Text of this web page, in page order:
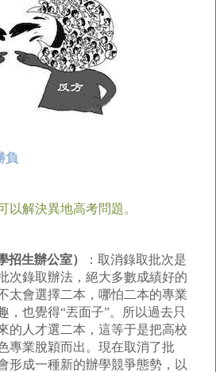
負
以解決異地高考問題。
招生辦公室） ： 取消錄取批次是
次錄取辦法，絕大多數成績好的
太會選擇二本，哪怕二本的專業
，也覺得“丟面子”。所以過去只
的人才選二本，這等于是把高校
專業脫穎而出。現在取消了批
形成一種新的辦學競爭態勢，以